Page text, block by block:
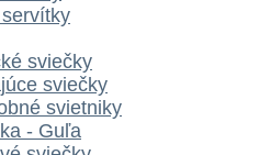
sviečky
sviečky
svietniky
- Guľa